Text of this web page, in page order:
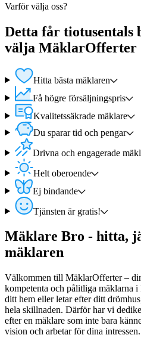
Varför välja oss?
Detta får tiotusentals
välja MäklarOfferter
Hitta bästa mäklaren
Få högre försäljningspris
Kvalitetssäkrade mäklare
Du sparar tid och pengar
Drivna och engagerade
Helt oberoende
Ej bindande
Tjänsten är gratis!
Mäklare Bro - hitta,
mäklaren
Välkommen till MäklarOfferter –
kompetenta och pålitliga mäklarna
ditt hem eller letar efter ditt
hela skillnaden. Därför har vi
efter en mäklare som inte bara
vision och arbetar för dina